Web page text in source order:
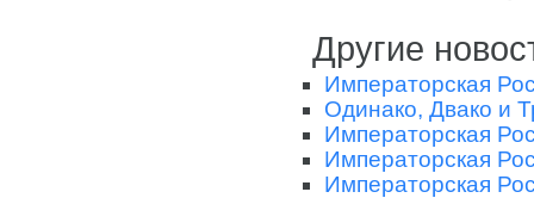
Другие
Императорская
Одинако, Двако и
Императорская
Императорская
Императорская